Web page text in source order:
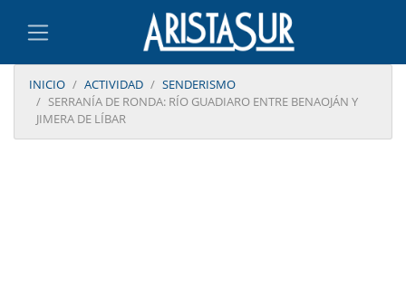
INICIO ACTIVIDAD
SENDERISMO
SERRANÍA DE RONDA: RÍO GUADIARO ENTRE BENAOJÁN Y
JIMERA DE LÍBAR